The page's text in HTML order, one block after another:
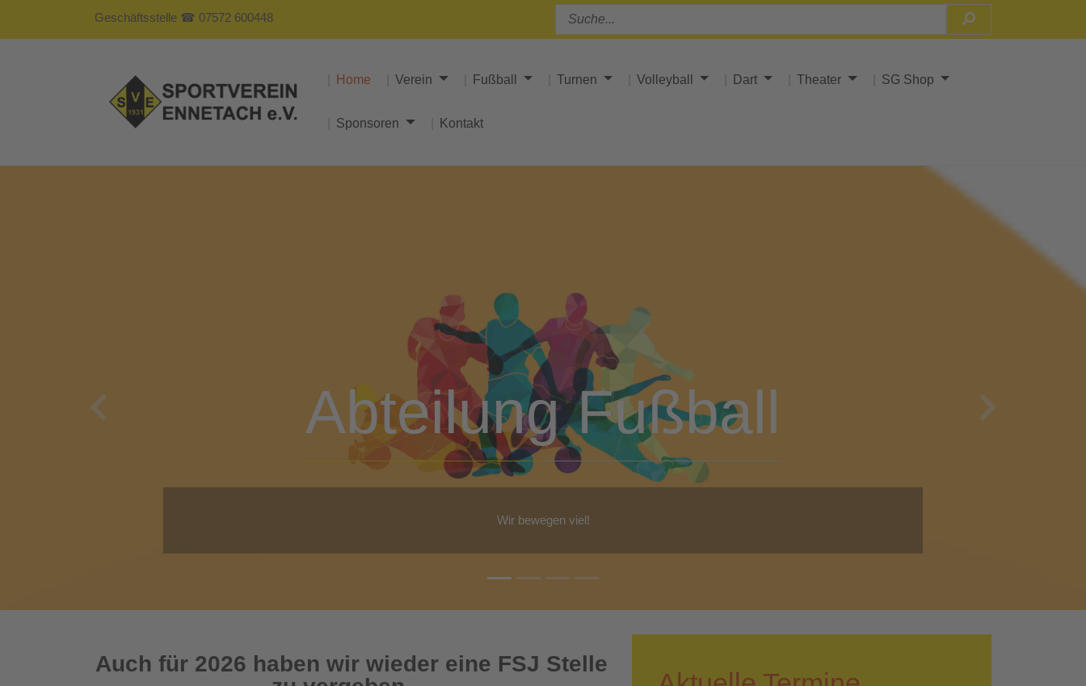
Geschäftsstelle ☎ 07572 600448
Home Verein Fußball Turnen Volleyball Dart Theater SG Shop
Sponsoren Kontakt
Abteilung Turnen
Ob Yoga, Step-Aerobic, Gymnastik, Walking - für jeden ist etwas dabei!
Previous
Auch für 2026 haben wir wieder eine FSJ Stelle